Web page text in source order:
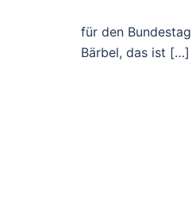
für den
Bärbel, das ist […]